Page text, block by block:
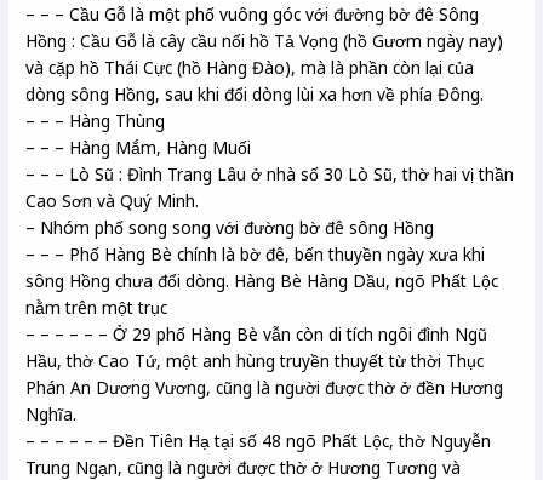
– – – Cầu Gỗ là một phố vuông góc với đường bờ đê Sông
Hồng : Cầu Gỗ là cây cầu nối hồ Tả Vọng (hồ Gươm ngày nay)
và cặp hồ Thái Cực (hồ Hàng Đào), mà là phần còn lại của
dòng sông Hồng, sau khi đổi dòng lùi xa hơn về phía Đông.
– – – Hàng Thùng
– – – Hàng Mắm, Hàng Muối
– – – Lò Sũ : Đình Trang Lâu ở nhà số 30 Lò Sũ, thờ hai vị thần
Cao Sơn và Quý Minh.
– Nhóm phố song song với đường bờ đê sông Hồng
– – – Phố Hàng Bè chính là bờ đê, bến thuyền ngày xưa khi
sông Hồng chưa đổi dòng. Hàng Bè Hàng Dầu, ngõ Phất Lộc
nằm trên một trục
– – – – – – Ở 29 phố Hàng Bè vẫn còn di tích ngôi đình Ngũ
Hầu, thờ Cao Tứ, một anh hùng truyền thuyết từ thời Thục
Phán An Dương Vương, cũng là người được thờ ở đền Hương
Nghĩa.
– – – – – – Đền Tiên Hạ tại số 48 ngõ Phất Lộc, thờ Nguyễn
Trung Ngạn, cũng là người được thờ ở Hương Tương và